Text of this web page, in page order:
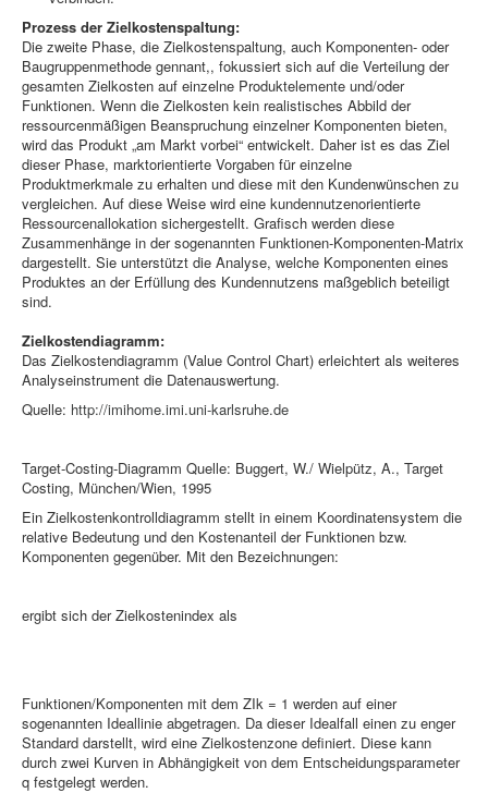
Prozess der Zielkostenspaltung:
Die zweite Phase, die Zielkostenspaltung, auch Komponenten- oder
Baugruppenmethode gennant,, fokussiert sich auf die Verteilung der
gesamten Zielkosten auf einzelne Produktelemente und/oder
Funktionen. Wenn die Zielkosten kein realistisches Abbild der
ressourcenmäßigen Beanspruchung einzelner Komponenten bieten,
wird das Produkt „am Markt vorbei“ entwickelt. Daher ist es das Ziel
dieser Phase, marktorientierte Vorgaben für einzelne
Produktmerkmale zu erhalten und diese mit den Kundenwünschen zu
vergleichen. Auf diese Weise wird eine kundennutzenorientierte
Ressourcenallokation sichergestellt. Grafisch werden diese
Zusammenhänge in der sogenannten Funktionen-Komponenten-Matrix
dargestellt. Sie unterstützt die Analyse, welche Komponenten eines
Produktes an der Erfüllung des Kundennutzens maßgeblich beteiligt
sind.
Zielkostendiagramm:
Das Zielkostendiagramm (Value Control Chart) erleichtert als weiteres
Analyseinstrument die Datenauswertung.
Quelle: http://imihome.imi.uni-karlsruhe.de
Target-Costing-Diagramm Quelle: Buggert, W./ Wielpütz, A., Target
Costing, München/Wien, 1995
Ein Zielkostenkontrolldiagramm stellt in einem Koordinatensystem die
relative Bedeutung und den Kostenanteil der Funktionen bzw.
Komponenten gegenüber. Mit den Bezeichnungen:
ergibt sich der Zielkostenindex als
Funktionen/Komponenten mit dem ZIk = 1 werden auf einer
sogenannten Ideallinie abgetragen. Da dieser Idealfall einen zu enger
Standard darstellt, wird eine Zielkostenzone definiert. Diese kann
durch zwei Kurven in Abhängigkeit von dem Entscheidungsparameter
q festgelegt werden.